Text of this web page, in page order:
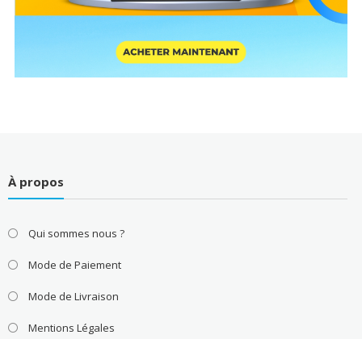
À propos
Qui sommes nous ?
Mode de Paiement
Mode de Livraison
Mentions Légales